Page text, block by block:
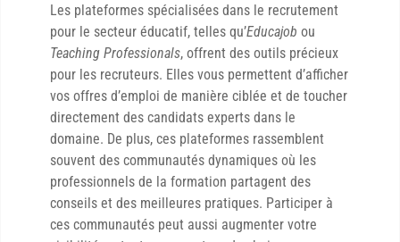
Les plateformes spécialisées dans le recrutement
pour le secteur éducatif, telles qu’Educajob ou
Teaching Professionals, offrent des outils précieux
pour les recruteurs. Elles vous permettent d’afficher
vos offres d’emploi de manière ciblée et de toucher
directement des candidats experts dans le
domaine. De plus, ces plateformes rassemblent
souvent des communautés dynamiques où les
professionnels de la formation partagent des
conseils et des meilleures pratiques. Participer à
ces communautés peut aussi augmenter votre